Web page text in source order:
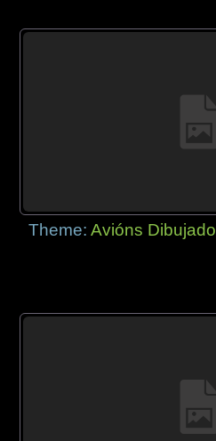
Theme:Avións Dibujado